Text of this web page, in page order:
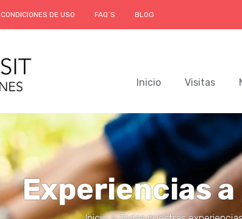
CONDICIONES DE USO FAQ´S BLOG
Inicio Visitas
Experiencias